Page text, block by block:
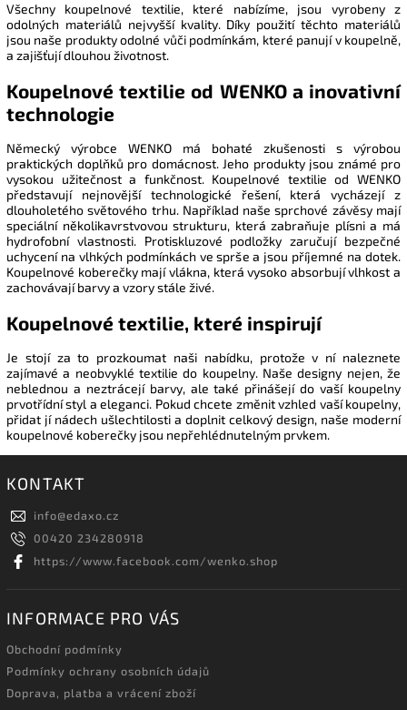
Všechny koupelnové textilie, které nabízíme, jsou vyrobeny z
odolných materiálů nejvyšší kvality. Díky použití těchto materiálů
jsou naše produkty odolné vůči podmínkám, které panují v koupelně,
a zajišťují dlouhou životnost.
Koupelnové textilie od WENKO a inovativní
technologie
Německý výrobce WENKO má bohaté zkušenosti s výrobou
praktických doplňků pro domácnost. Jeho produkty jsou známé pro
vysokou užitečnost a funkčnost. Koupelnové textilie od WENKO
představují nejnovější technologické řešení, která vycházejí z
dlouholetého světového trhu. Například naše sprchové závěsy mají
speciální několikavrstvovou strukturu, která zabraňuje plísni a má
hydrofobní vlastnosti. Protiskluzové podložky zaručují bezpečné
uchycení na vlhkých podmínkách ve sprše a jsou příjemné na dotek.
Koupelnové koberečky mají vlákna, která vysoko absorbují vlhkost a
zachovávají barvy a vzory stále živé.
Koupelnové textilie, které inspirují
Je stojí za to prozkoumat naši nabídku, protože v ní naleznete
zajímavé a neobvyklé textilie do koupelny. Naše designy nejen, že
neblednou a neztrácejí barvy, ale také přinášejí do vaší koupelny
prvotřídní styl a eleganci. Pokud chcete změnit vzhled vaší koupelny,
přidat jí nádech ušlechtilosti a doplnit celkový design, naše moderní
koupelnové koberečky jsou nepřehlédnutelným prvkem.
KONTAKT
info@edaxo.cz
00420 234280918
https://www.facebook.com/wenko.shop
INFORMACE PRO VÁS
Obchodní podmínky
Podmínky ochrany osobních údajů
Doprava, platba a vrácení zboží